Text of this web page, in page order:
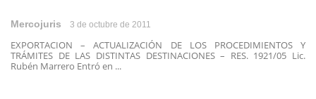
Mercojuris 3 de octubre de 2011
EXPORTACION – ACTUALIZACIÓN DE LOS PROCEDIMIENTOS Y
TRÁMITES DE LAS DISTINTAS DESTINACIONES – RES. 1921/05 Lic.
Rubén Marrero Entró en ...